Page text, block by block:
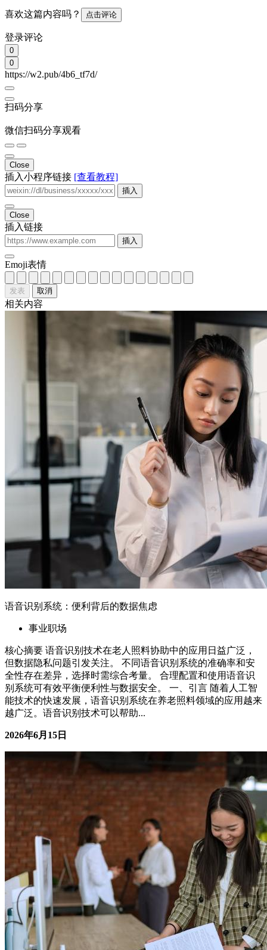
喜欢这篇内容吗？ 点击评论
登录评论
0
0
https://w2.pub/4b6_tf7d/
扫码分享
微信扫码分享观看
Close
插入小程序链接 [查看教程]
插入
Close
插入链接
插入
Emoji表情
发表 取消
相关内容
语音识别系统：便利背后的数据焦虑
事业职场
核心摘要 语音识别技术在老人照料协助中的应用日益广泛，
但数据隐私问题引发关注。 不同语音识别系统的准确率和安
全性存在差异，选择时需综合考量。 合理配置和使用语音识
别系统可有效平衡便利性与数据安全。 一、引言 随着人工智
能技术的快速发展，语音识别系统在养老照料领域的应用越来
越广泛。语音识别技术可以帮助...
2026年6月15日